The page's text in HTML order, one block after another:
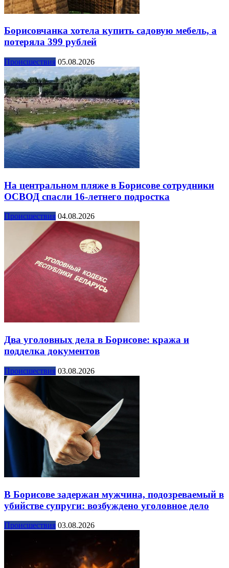
Борисовчанка хотела купить садовую мебель, а
потеряла 399 рублей
Происшествия 05.08.2026
На центральном пляже в Борисове сотрудники
ОСВОД спасли 16-летнего подростка
Происшествия 04.08.2026
Два уголовных дела в Борисове: кража и
подделка документов
Происшествия 03.08.2026
В Борисове задержан мужчина, подозреваемый в
убийстве супруги: возбуждено уголовное дело
Происшествия 03.08.2026